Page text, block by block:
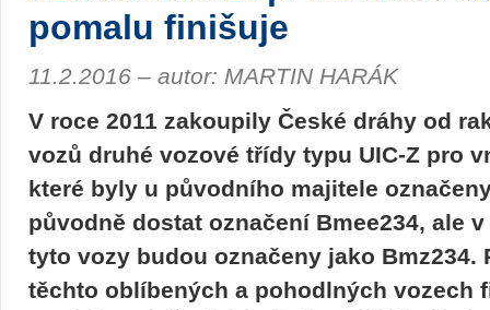
pomalu finišuje
11.2.2016 – autor: MARTIN HARÁK
V roce 2011 zakoupily České dráhy od
vozů druhé vozové třídy typu UIC-Z pro
které byly u původního majitele
původně dostat označení Bmee234, ale
tyto vozy budou označeny jako Bmz234.
těchto oblíbených a pohodlných vozech